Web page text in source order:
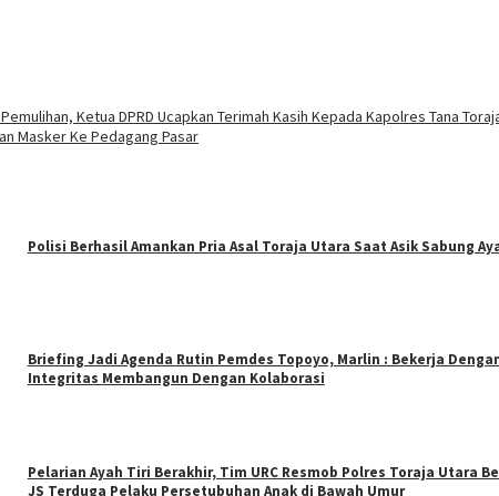
Ketua DPRD Ucapkan Terimah Kasih Kepada Kapolres Tana
Masker Ke Pedagang Pasar
Polisi Berhasil Amankan Pria Asal Toraja Utara Saat Asik Sabung
Briefing Jadi Agenda Rutin Pemdes Topoyo, Marlin : Bekerja
Integritas Membangun Dengan Kolaborasi
Pelarian Ayah Tiri Berakhir, Tim URC Resmob Polres Toraja Utara
JS Terduga Pelaku Persetubuhan Anak di Bawah Umur